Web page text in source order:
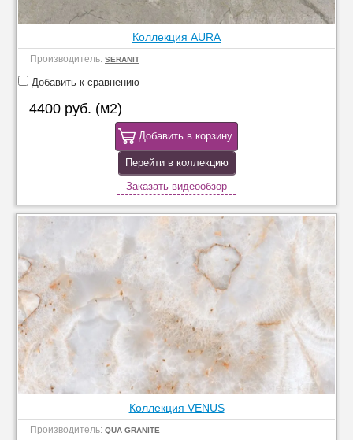
Коллекция AURA
Производитель: SERANIT
Добавить к сравнению
4400 руб. (м2)
Добавить в корзину
Перейти в коллекцию
Заказать видеообзор
Коллекция VENUS
Производитель: QUA GRANITE